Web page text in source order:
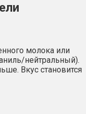
молока или
нейтральный).
Вкус становится